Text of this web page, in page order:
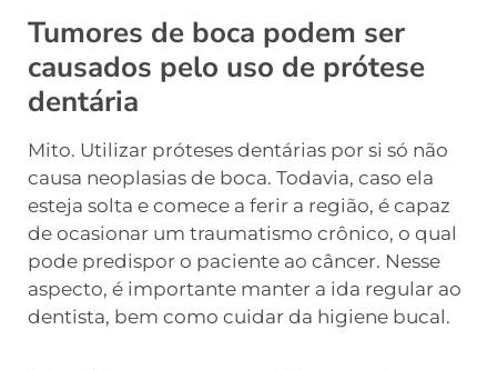
Tumores de boca podem ser
causados pelo uso de prótese
dentária
Mito. Utilizar próteses dentárias por si só não
causa neoplasias de boca. Todavia, caso ela
esteja solta e comece a ferir a região, é capaz
de ocasionar um traumatismo crônico, o qual
pode predispor o paciente ao câncer. Nesse
aspecto, é importante manter a ida regular ao
dentista, bem como cuidar da higiene bucal.